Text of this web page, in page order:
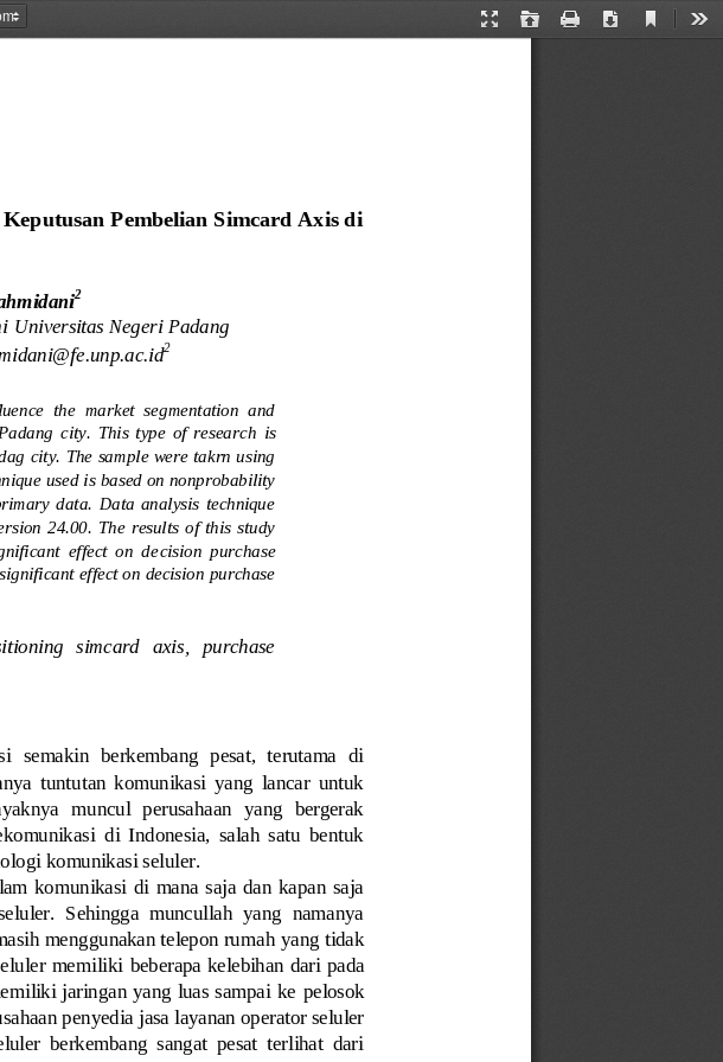
Presentation
Open Print Download
Current
Keputusan Pembelian Simcard Axis di
2
Universitas Negeri Padang
2
the  market  segmentation  and
city.  This  type  of  research  is
city. The sample were takrn using
used is based on nonprobability
data.  Data  analysis  technique
24.00.  The  results  of this study
effect  on  decision  purchase
effect on decision purchase
simcard   axis,   purchase
semakin  berkembang  pesat,  terutama  di
tuntutan  komunikasi  yang  lancar  untuk
muncul  perusahaan   yang  bergerak
di  Indonesia,  salah  satu  bentuk
komunikasi seluler.
komunikasi  di  mana  saja  dan  kapan  saja
Sehingga  muncullah  yang  namanya
menggunakan telepon rumah yang tidak
memiliki beberapa kelebihan dari pada
jaringan yang luas sampai ke pelosok
penyedia jasa layanan operator seluler
berkembang  sangat  pesat  terlihat  dari